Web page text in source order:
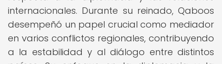
internacionales. Durante su reinado, Qaboos
desempeñó un papel crucial como mediador
en varios conflictos regionales, contribuyendo
a la estabilidad y al diálogo entre distintos